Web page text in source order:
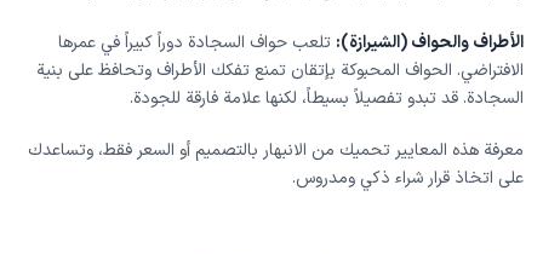
الأطراف والحواف (الشيرازة): تلعب حواف السجادة دوراً كبيراً في عمرها
الافتراضي. الحواف المحبوكة بإتقان تمنع تفكك الأطراف وتحافظ على بنية
السجادة. قد تبدو تفصيلاً بسيطاً، لكنها علامة فارقة للجودة.
معرفة هذه المعايير تحميك من الانبهار بالتصميم أو السعر فقط، وتساعدك
على اتخاذ قرار شراء ذكي ومدروس.